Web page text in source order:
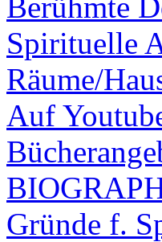
Spirituelle
Räume/
Auf
Gründe f.